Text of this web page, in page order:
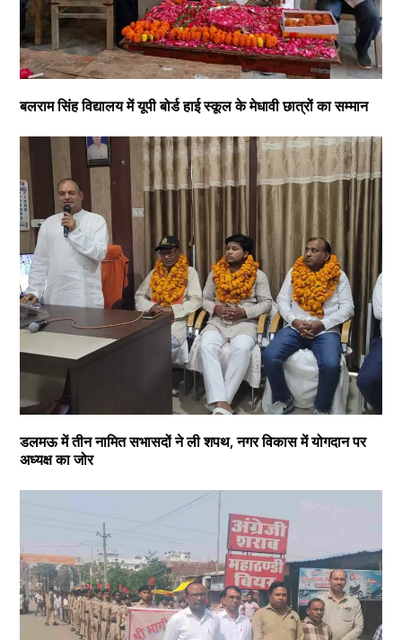
बलराम सिंह विद्यालय में यूपी बोर्ड हाई स्कूल के मेधावी छात्रों का सम्मान
डलमऊ में तीन नामित सभासदों ने ली शपथ, नगर विकास में योगदान पर
अध्यक्ष का जोर